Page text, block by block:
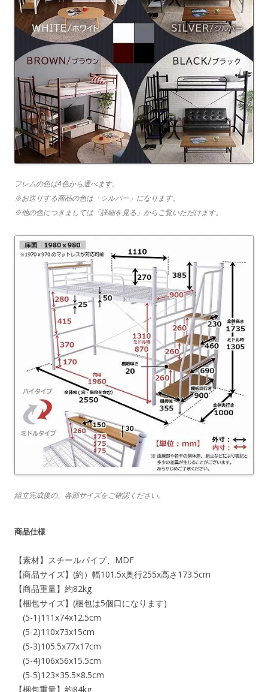
フレムの色は4色から選べます。
※お送りする商品の色は「シルバー」になります。
※他の色につきましては「詳細を見る」からご覧いただけます。
組立完成後の、各部サイズをご確認ください。
商品仕様
【素材】スチールパイプ、MDF
【商品サイズ】(約）幅101.5x奥行255x高さ173.5cm
【商品重量】約82kg
【梱包サイズ】(梱包は5個口になります)
(5-1)111x74x12.5cm
(5-2)110x73x15cm
(5-3)105.5x77x17cm
(5-4)106x56x15.5cm
(5-5)123×35.5×8.5cm
【梱包重量】約84kg